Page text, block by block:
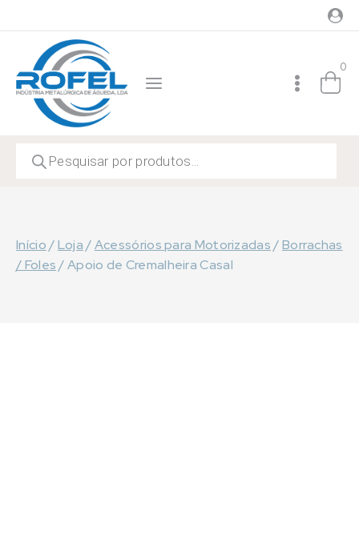
to
content
0
search
Início/Loja /Acessórios para Motorizadas /Borrachas
/ Foles /Apoio de Cremalheira Casal